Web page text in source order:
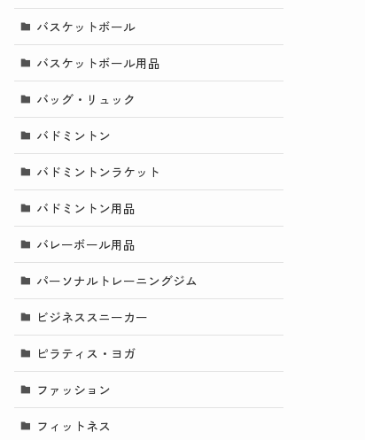
バスケットボール
バスケットボール用品
バッグ・リュック
バドミントン
バドミントンラケット
バドミントン用品
バレーボール用品
パーソナルトレーニングジム
ビジネススニーカー
ピラティス・ヨガ
ファッション
フィットネス